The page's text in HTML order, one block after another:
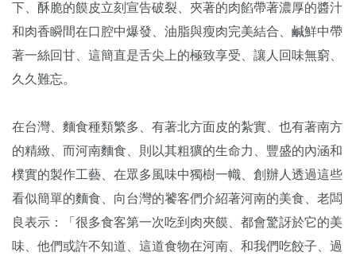
下、酥脆的饃皮立刻宣告破裂、夾著的肉餡帶著濃厚的醬汁
和肉香瞬間在口腔中爆發、油脂與瘦肉完美結合、鹹鮮中帶
著一絲回甘、這簡直是舌尖上的極致享受、讓人回味無窮、
久久難忘。
在台灣、麵食種類繁多、有著北方面皮的紮實、也有著南方
的精緻、而河南麵食、則以其粗獷的生命力、豐盛的內涵和
樸實的製作工藝、在眾多風味中獨樹一幟、創辦人透過這些
看似簡單的麵食、向台灣的饕客們介紹著河南的美食、老闆
良表示：「很多食客第一次吃到肉夾饃、都會驚訝於它的美
味、他們或許不知道、這道食物在河南、和我們吃餃子、過